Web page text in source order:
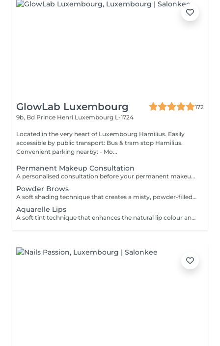
GlowLab Luxembourg
172
9b, Bd Prince Henri Luxembourg L-1724
Located in the very heart of Luxembourg Hamilius. Easily
accessible by public transport: Bus & tram stop Hamilius.
Convenient parking nearby: - Mo...
Permanent Makeup Consultation
A personalised consultation before your permanent makeup procedure, focused on creating a precise and natural result tailored to your features. We assess facial proportions, skin type, and desired outcome, and define the ideal shape and pigment to ensure a refined, balanced look. WHAT IS INCLUDED: - Face analysis and aesthetic assessment - Shape design and correction - Pigment selection - Procedure and healing guidance IMPORTANT: Complimentary consultation. Can be performed on the same day as the procedure.
Powder Brows
A soft shading technique that creates a misty, powder-filled effect, similar to lightly filled-in brows. Enhances shape, adds density, and delivers a clean, well-defined yet natural look. DURATION & MAINTENANCE: - Results last approximately 1-2 years, depending on skin type and lifestyle - A Touch-Up Session is required after 4-6 weeks to refine the shape and colour - Annual refresh is recommended to maintain optimal results BENEFITS: - Soft, natural definition - Fuller-looking brows - Long-lasting result - Low-maintenance routine INDICATIONS: - Sparse or uneven brows - Lack of definition - Desire for a soft makeup effect CONTRAINDICATIONS: - Pregnancy and breastfeeding - Active skin conditions - Open wounds in the area - Blood clotting disorders POST-CARE: - Avoid water and sweating for several days - Do not touch or pick the area - Apply recommended healing products - Avoid sun exposure during healing.
Aquarelle Lips
A soft tint technique that enhances the natural lip colour and shape with a sheer, translucent finish. Creates a fresh, hydrated, and naturally defined look. DURATION & MAINTENANCE: - Results last approximately 2-3 years - A Touch-Up Session is required after 4-6 weeks - Annual refresh is recommended BENEFITS: - Natural colour enhancement - Improved lip symmetry - Fresh, hydrated appearance - Long-lasting result INDICATIONS: - Pale or uneven lip colour - Lack of definition - Desire for natural enhancement CONTRAINDICATIONS: - Active herpes or infections - Pregnancy and breastfeeding - Irritation or damaged skin PRE-TREATMENT RECOMMENDATIONS: - It is recommended to take antiviral medication for 3 days prior to the procedure if prone to cold sores (herpes) - Avoid alcohol and blood-thinning medications 24-48 hours before treatment - Avoid lip irritation or aggressive treatments before the session POST-CARE: - Keep lips moisturised - Avoid spicy and hot foods - Do not peel the skin - Use SPF after healing